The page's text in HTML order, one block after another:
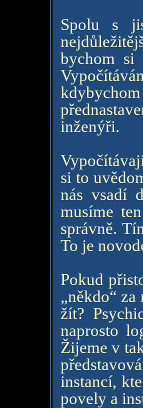
Spolu s
bychom si
inženýři.
si to
nás vsadí
musíme
správně.
To je
Pokud
„někdo“
žít?
naprosto
Žijeme v
instancí,
povely a